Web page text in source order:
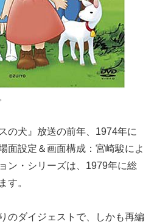
の犬』放送の前年、1974年に
面設定＆画面構成：宮崎駿によ
ン・シリーズは、1979年に総
す。
のダイジェストで、しかも再編